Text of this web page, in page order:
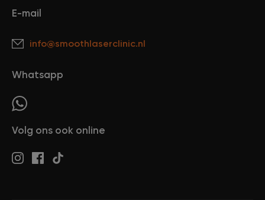
E-mail
info@smoothlaserclinic.nl
Whatsapp
Volg ons ook online
XL Hair
Tattoo verwijderen
Cosmetisch arts